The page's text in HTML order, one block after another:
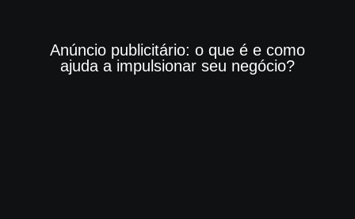
Anúncio publicitário: o que é e como
ajuda a impulsionar seu negócio?